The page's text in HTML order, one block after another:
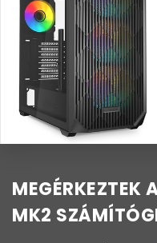
MEGÉRKEZTEK
MK2